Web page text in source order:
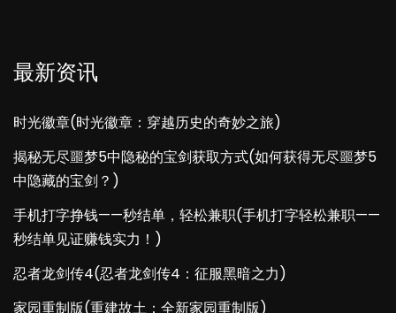
最新资讯
时光徽章(时光徽章：穿越历史的奇妙之旅)
揭秘无尽噩梦5中隐秘的宝剑获取方式(如何获得无尽噩梦5
中隐藏的宝剑？)
手机打字挣钱——秒结单，轻松兼职(手机打字轻松兼职——
秒结单见证赚钱实力！)
忍者龙剑传4(忍者龙剑传4：征服黑暗之力)
家园重制版(重建故土：全新家园重制版)